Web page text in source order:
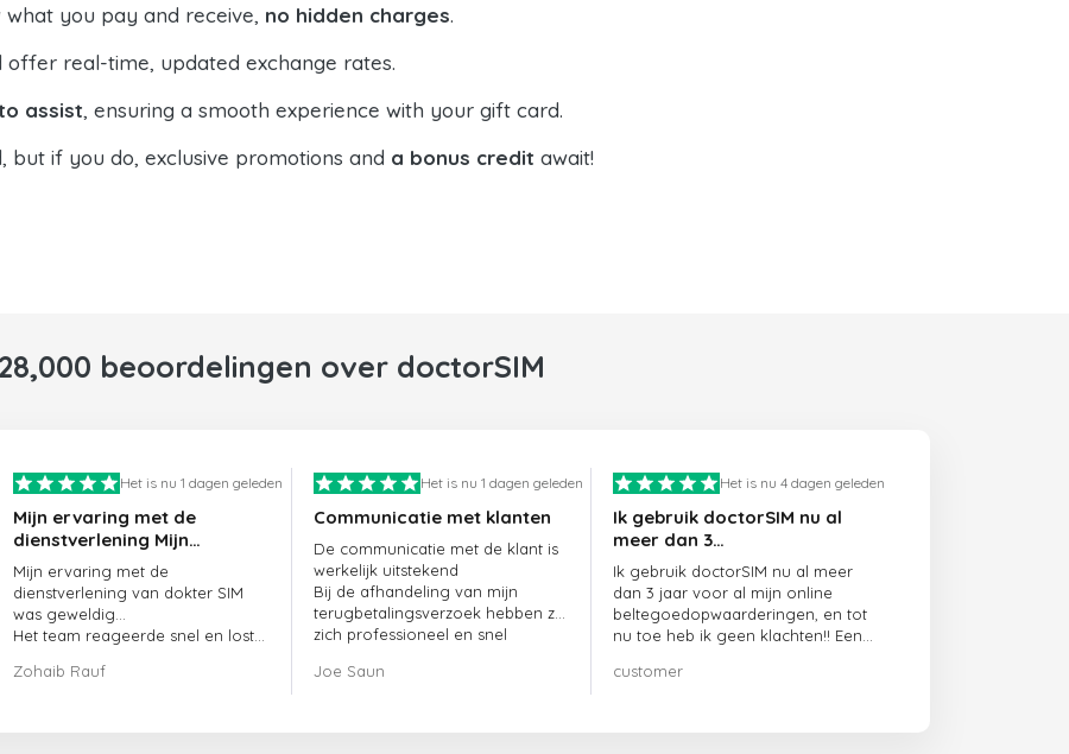
you pay and receive, no hidden charges.
offer real-time, updated exchange rates.
assist, ensuring a smooth experience with your gift card.
if you do, exclusive promotions and a bonus credit await!
28,000 beoordelingen over doctorSIM
Het is nu 1 dagen geleden
Mijn ervaring met de
dienstverlening Mijn
ervaring met de
dienstverlening van
doctorSIM was geweldig.
Mijn ervaring met de
dienstverlening van dokter SIM
was geweldig...
Het team reageerde snel en loste
meteen op.
Zohaib Rauf
Het is nu 1 dagen geleden
Communicatie met klanten
De communicatie met de klant is
werkelijk uitstekend
Bij de afhandeling van mijn
terugbetalingsverzoek hebben ze
zich professioneel en snel
opgelost
Joe Saun
Het is nu 4 dagen geleden
Ik gebruik doctorSIM nu al
meer dan 3…
Ik gebruik doctorSIM nu al meer
dan 3 jaar voor al mijn online
beltegoedopwaarderingen, en tot
nu toe heb ik geen klachten!! Een
customer